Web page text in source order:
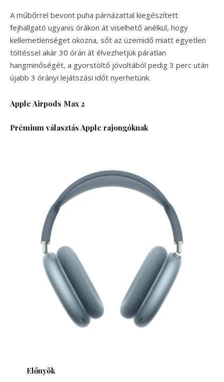
A műbőrrel bevont puha párnázattal kiegészített
fejhallgató ugyanis órákon át viselhető anélkül, hogy
kellemetlenséget okozna, sőt az üzemidő miatt egyetlen
töltéssel akár 30 órán át élvezhetjük páratlan
hangminőségét, a gyorstöltő jóvoltából pedig 3 perc után
újabb 3 órányi lejátszási időt nyerhetünk.
Apple Airpods Max 2
Prémium választás Apple rajongóknak
Előnyök